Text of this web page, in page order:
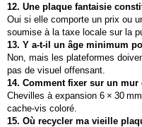
12. Une plaque fantaisie
Oui si elle comporte un prix ou
soumise à la taxe locale sur la
13. Y a‑t‑il un âge minimum
Non, mais les plateformes
pas de visuel offensant.
14. Comment fixer sur un mur
Chevilles à expansion 6 × 30
cache‑vis coloré.
15. Où recycler ma vieille